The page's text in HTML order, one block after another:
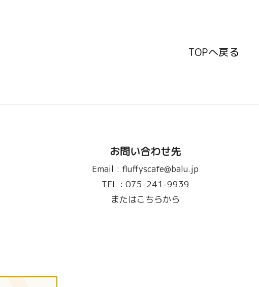
TOPへ戻る
TOPへ戻る
お問い合わせ先
Email : fluffyscafe@balu.jp
TEL : 075-241-9939
またはこちらから